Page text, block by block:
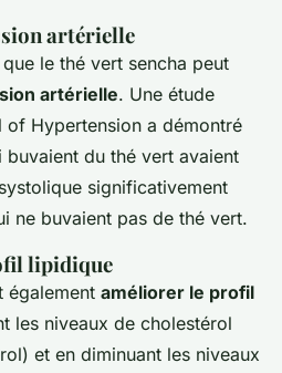
artérielle
le thé vert sencha peut
artérielle. Une étude
of Hypertension a démontré
du thé vert avaient
significativement
ne buvaient pas de thé vert.
lipidique
également améliorer le profil
les niveaux de cholestérol
et en diminuant les niveaux